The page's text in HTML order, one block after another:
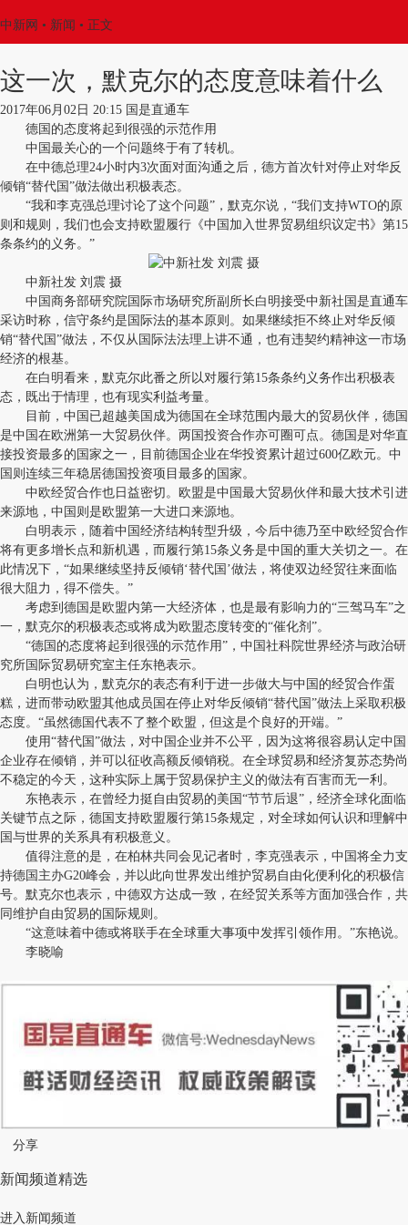
中新网 • 新闻 • 正文
这一次，默克尔的态度意味着什么
2017年06月02日 20:15 国是直通车
德国的态度将起到很强的示范作用
中国最关心的一个问题终于有了转机。
在中德总理24小时内3次面对面沟通之后，德方首次针对停止对华反
倾销“替代国”做法做出积极表态。
“我和李克强总理讨论了这个问题”，默克尔说，“我们支持WTO的原
则和规则，我们也会支持欧盟履行《中国加入世界贸易组织议定书》第15
条条约的义务。”
中新社发 刘震 摄
中国商务部研究院国际市场研究所副所长白明接受中新社国是直通车
采访时称，信守条约是国际法的基本原则。如果继续拒不终止对华反倾
销“替代国”做法，不仅从国际法法理上讲不通，也有违契约精神这一市场
经济的根基。
在白明看来，默克尔此番之所以对履行第15条条约义务作出积极表
态，既出于情理，也有现实利益考量。
目前，中国已超越美国成为德国在全球范围内最大的贸易伙伴，德国
是中国在欧洲第一大贸易伙伴。两国投资合作亦可圈可点。德国是对华直
接投资最多的国家之一，目前德国企业在华投资累计超过600亿欧元。中
国则连续三年稳居德国投资项目最多的国家。
中欧经贸合作也日益密切。欧盟是中国最大贸易伙伴和最大技术引进
来源地，中国则是欧盟第一大进口来源地。
白明表示，随着中国经济结构转型升级，今后中德乃至中欧经贸合作
将有更多增长点和新机遇，而履行第15条义务是中国的重大关切之一。在
此情况下，“如果继续坚持反倾销‘替代国’做法，将使双边经贸往来面临
很大阻力，得不偿失。”
考虑到德国是欧盟内第一大经济体，也是最有影响力的“三驾马车”之
一，默克尔的积极表态或将成为欧盟态度转变的“催化剂”。
“德国的态度将起到很强的示范作用”，中国社科院世界经济与政治研
究所国际贸易研究室主任东艳表示。
白明也认为，默克尔的表态有利于进一步做大与中国的经贸合作蛋
糕，进而带动欧盟其他成员国在停止对华反倾销“替代国”做法上采取积极
态度。“虽然德国代表不了整个欧盟，但这是个良好的开端。”
使用“替代国”做法，对中国企业并不公平，因为这将很容易认定中国
企业存在倾销，并可以征收高额反倾销税。在全球贸易和经济复苏态势尚
不稳定的今天，这种实际上属于贸易保护主义的做法有百害而无一利。
东艳表示，在曾经力挺自由贸易的美国“节节后退”，经济全球化面临
关键节点之际，德国支持欧盟履行第15条规定，对全球如何认识和理解中
国与世界的关系具有积极意义。
值得注意的是，在柏林共同会见记者时，李克强表示，中国将全力支
持德国主办G20峰会，并以此向世界发出维护贸易自由化便利化的积极信
号。默克尔也表示，中德双方达成一致，在经贸关系等方面加强合作，共
同维护自由贸易的国际规则。
“这意味着中德或将联手在全球重大事项中发挥引领作用。”东艳说。
李晓喻
分享
新闻频道精选
进入新闻频道